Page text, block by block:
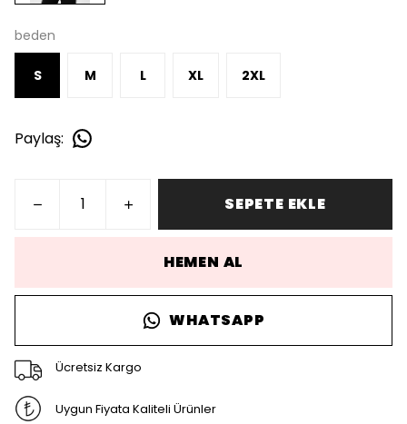
beden
S M L XL 2XL
Paylaş:
SEPETE EKLE
HEMEN AL
WHATSAPP
Ücretsiz Kargo
Uygun Fiyata Kaliteli Ürünler